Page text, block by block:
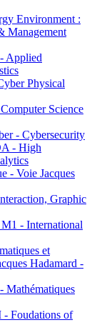
Environment :
Management
Applied
Physical
Science
- Cybersecurity
- High
- Voie Jacques
Graphic
- International
et
Hadamard -
Foudations of